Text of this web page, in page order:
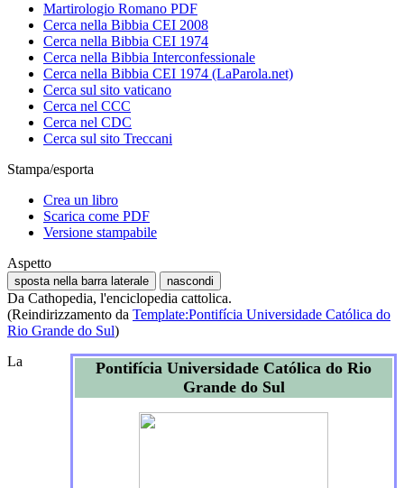
Martirologio Romano PDF
Cerca nella Bibbia CEI 2008
Cerca nella Bibbia CEI 1974
Cerca nella Bibbia Interconfessionale
Cerca nella Bibbia CEI 1974 (LaParola.net)
Cerca sul sito vaticano
Cerca nel CCC
Cerca nel CDC
Cerca sul sito Treccani
Stampa/esporta
Crea un libro
Scarica come PDF
Versione stampabile
Aspetto
sposta nella barra laterale nascondi
Da Cathopedia, l'enciclopedia cattolica.
(Reindirizzamento da Template:Pontifícia Universidade Católica do
Rio Grande do Sul)
Pontifícia Universidade Católica do Rio
Grande do Sul
La